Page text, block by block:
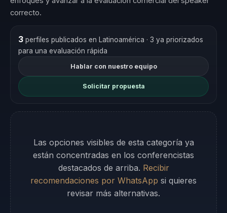
correcto.
3perfiles publicados en Latinoamérica · 3 ya priorizados
para una evaluación rápida
Hablar con nuestro equipo
Solicitar propuesta
Las opciones visibles de esta categoría ya
están concentradas en los conferencistas
destacados de arriba. Recibir
recomendaciones por WhatsApp si quieres
revisar más alternativas.